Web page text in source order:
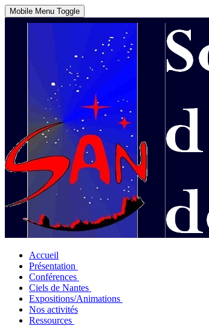
Mobile Menu Toggle
Accueil
Présentation
Conférences
Ciels de Nantes
Expositions/Animations
Nos activités
Ressources